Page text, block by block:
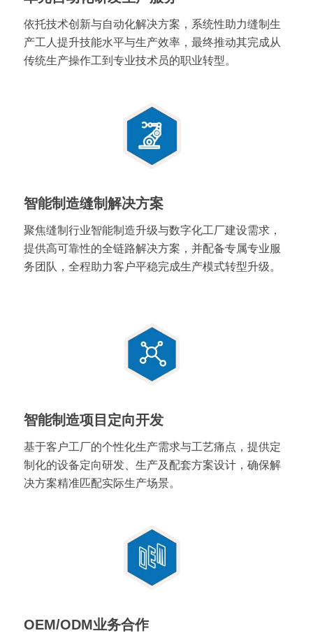
依托技术创新与自动化解决方案，系统性助力缝制生
产工人提升技能水平与生产效率，最终推动其完成从
传统生产操作工到专业技术员的职业转型。
智能制造缝制解决方案
聚焦缝制行业智能制造升级与数字化工厂建设需求，
提供高可靠性的全链路解决方案，并配备专属专业服
务团队，全程助力客户平稳完成生产模式转型升级。
智能制造项目定向开发
基于客户工厂的个性化生产需求与工艺痛点，提供定
制化的设备定向研发、生产及配套方案设计，确保解
决方案精准匹配实际生产场景。
OEM/ODM业务合作